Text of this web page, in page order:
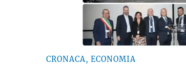
CRONACA, ECONOMIA